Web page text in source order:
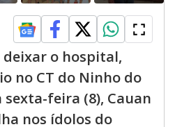
o hospital,
no CT do Ninho do
feira (8), Cauan
nos ídolos do